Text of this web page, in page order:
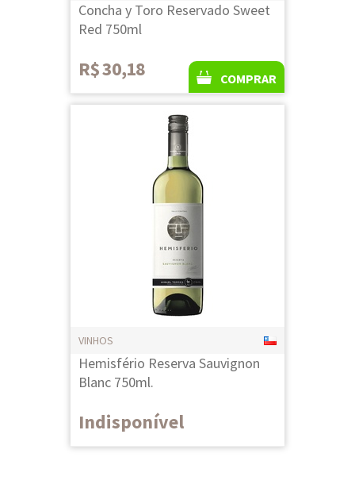
Concha y Toro Reservado Sweet
Red 750ml
R$ 30,18 COMPRAR
VINHOS
Hemisfério Reserva Sauvignon
Blanc 750ml.
Indisponível